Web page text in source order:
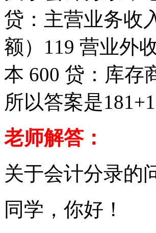
贷：主营业务收
额）119 营业外
本 600 贷：库存
所以答案是
老师解答：
关于会计分录的
同学，你好！